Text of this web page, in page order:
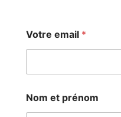
Votre email *
o
m
V
o
Nom et prénom